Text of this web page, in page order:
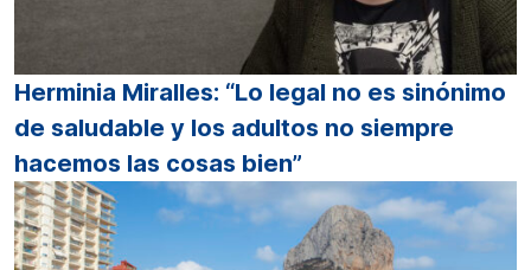
Herminia Miralles: “Lo legal no es sinónimo
de saludable y los adultos no siempre
hacemos las cosas bien”